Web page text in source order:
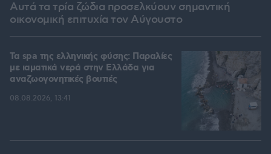
Αυτά τα τρία ζώδια προσελκύουν σημαντική
οικονομική επιτυχία τον Αύγουστο
Τα spa της ελληνικής φύσης: Παραλίες
με ιαματικά νερά στην Ελλάδα για
αναζωογονητικές βουτιές
08.08.2026, 13:41